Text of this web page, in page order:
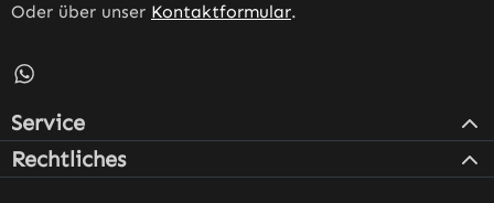
Oder über unser Kontaktformular.
Schreib uns auf WhatsApp – öffnet in neuem Tab
Service
Rechtliches